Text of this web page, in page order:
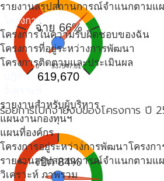
รายงานสรุปสถานการณ์จำแนกตามแ
โครงการ
โครงการในความรับผิดชอบของฉัน
โครงการที่อยู่ระหว่างการพัฒนา
โครงการติดตามและประเมินผล
ปฎิทิน
รายงานสำหรับผู้บริหาร
แผนงานกองทุนฯ
แผนที่องค์กร
โครงการอยู่ระหว่างการพัฒนาโครงกา
รายงานสรุปสถานการณ์จำแนกตามแ
วิเคราะห์ ภาพรวม
จ่าย 66%
0 937547.81
619,670
ร้อยการเบิกจ่ายงบของโครงการ ปี
เบิก 84%